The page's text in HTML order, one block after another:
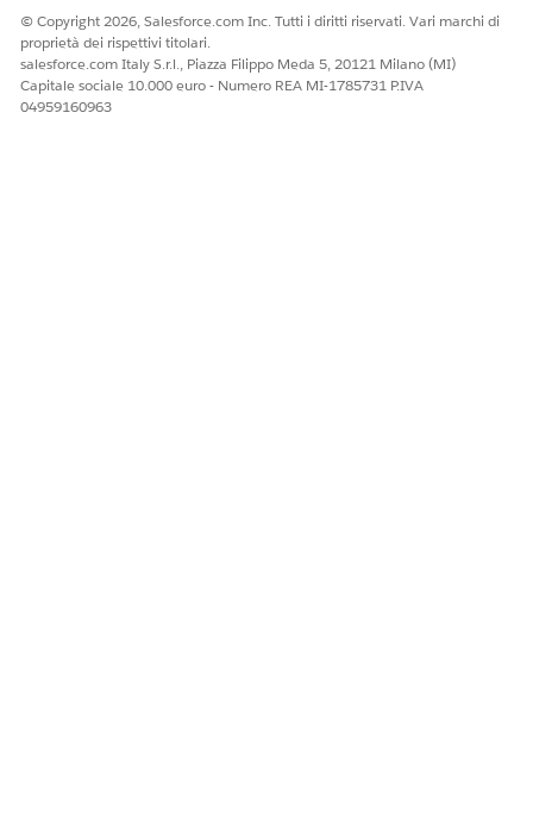
© Copyright 2026, Salesforce.com Inc. Tutti i diritti riservati. Vari marchi di
proprietà dei rispettivi titolari.
salesforce.com Italy S.r.l., Piazza Filippo Meda 5, 20121 Milano (MI)
Capitale sociale 10.000 euro - Numero REA MI-1785731 P.IVA
04959160963